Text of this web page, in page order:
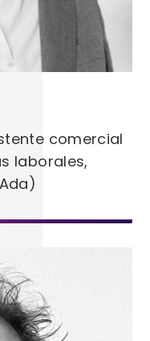
comercial
laborales,